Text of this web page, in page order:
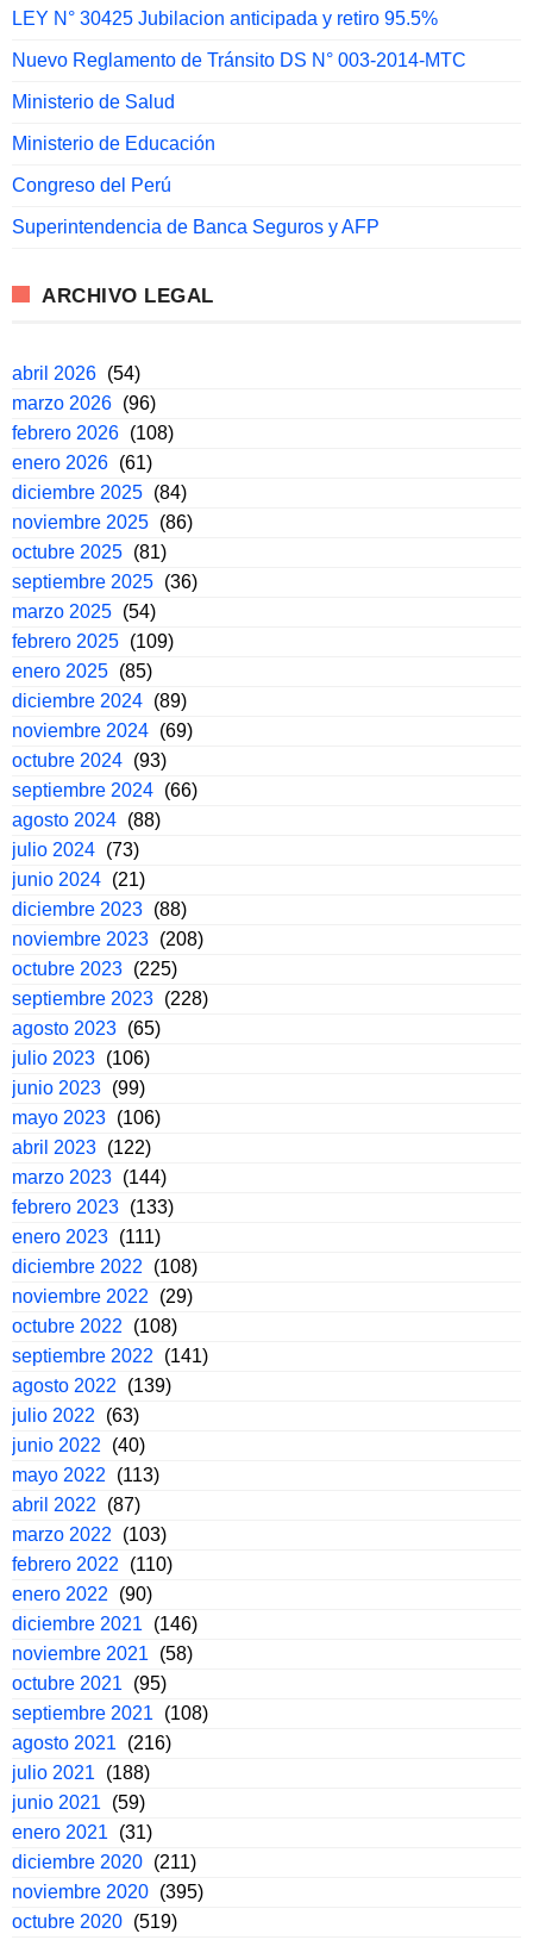
LEY N° 30425 Jubilacion anticipada y retiro 95.5%
Nuevo Reglamento de Tránsito DS N° 003-2014-MTC
Ministerio de Salud
Ministerio de Educación
Congreso del Perú
Superintendencia de Banca Seguros y AFP
ARCHIVO LEGAL
abril 2026 (54)
marzo 2026 (96)
febrero 2026 (108)
enero 2026 (61)
diciembre 2025 (84)
noviembre 2025 (86)
octubre 2025 (81)
septiembre 2025 (36)
marzo 2025 (54)
febrero 2025 (109)
enero 2025 (85)
diciembre 2024 (89)
noviembre 2024 (69)
octubre 2024 (93)
septiembre 2024 (66)
agosto 2024 (88)
julio 2024 (73)
junio 2024 (21)
diciembre 2023 (88)
noviembre 2023 (208)
octubre 2023 (225)
septiembre 2023 (228)
agosto 2023 (65)
julio 2023 (106)
junio 2023 (99)
mayo 2023 (106)
abril 2023 (122)
marzo 2023 (144)
febrero 2023 (133)
enero 2023 (111)
diciembre 2022
(108)
noviembre 2022
(29)
octubre 2022
(108)
septiembre 2022
(141)
agosto 2022
(139)
julio 2022
(63)
junio 2022
(40)
mayo 2022
(113)
abril 2022
(87)
marzo 2022
(103)
febrero 2022
(110)
enero 2022
(90)
diciembre 2021
(146)
noviembre 2021
(58)
octubre 2021
(95)
septiembre 2021
(108)
agosto 2021
(216)
julio 2021
(188)
junio 2021
(59)
enero 2021
(31)
diciembre 2020 (211)
noviembre 2020 (395)
octubre 2020 (519)